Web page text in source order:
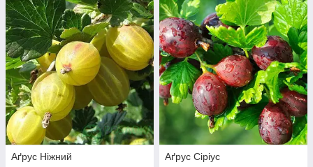
Аґрус Ніжний
Аґрус Сіріус